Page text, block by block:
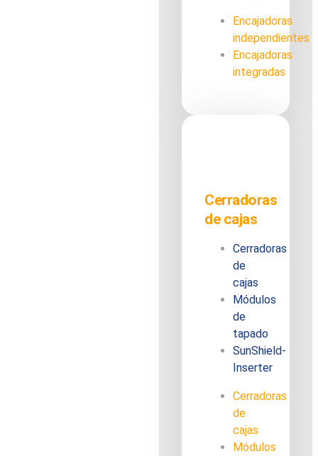
Encajadoras
independientes
Encajadoras
integradas
Cerradoras
de cajas
Cerradoras
de
cajas
Módulos
de
tapado
SunShield-
Inserter
Cerradoras
de
cajas
Módulos